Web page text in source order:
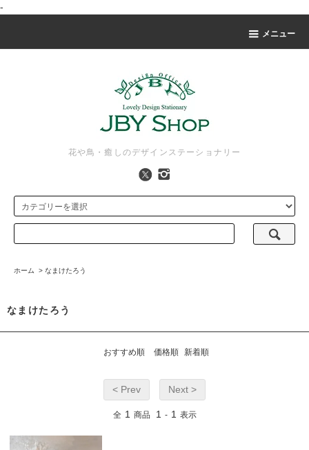
-
メニュー
花や鳥・癒しのデザインステーショナリー
ホーム > なまけたろう
なまけたろう
おすすめ順 価格順 新着順
< Prev Next >
全 1 商品 1 - 1 表示